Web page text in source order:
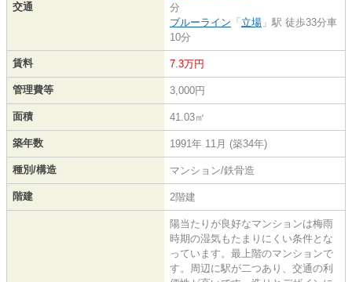
交通
分
ブルーライン 「 立場 」駅 徒歩33分車
10分
賃料 7.3万円
管理費等 3,000円
面積 41.03㎡
築年数 1991年 11月 (築34年)
種別/構造 マンション/鉄骨造
階建 2階建
陽当たりが良好なマンションは梅雨
時期の湿気もたまりにくい条件とな
っています。最上階のマンションで
す。周辺に駅が二つあり、交通の利